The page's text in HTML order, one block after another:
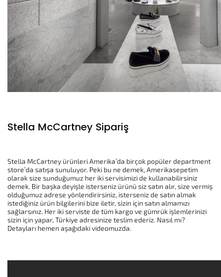
Stella McCartney Sipariş
Stella McCartney ürünleri Amerika’da birçok popüler department
store’da satışa sunuluyor. Peki bu ne demek, Amerikasepetim
olarak size sunduğumuz her iki servisimizi de kullanabilirsiniz
demek. Bir başka deyişle isterseniz ürünü siz satın alır, size vermiş
olduğumuz adrese yönlendirirsiniz, isterseniz de satın almak
istediğiniz ürün bilgilerini bize iletir, sizin için satın almamızı
sağlarsınız. Her iki serviste de tüm kargo ve gümrük işlemlerinizi
sizin için yapar, Türkiye adresinize teslim ederiz. Nasıl mı?
Detayları hemen aşağıdaki videomuzda.